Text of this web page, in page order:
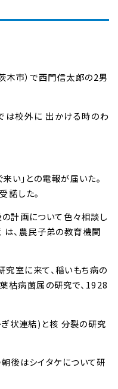
木市）で西門信太郎の2男
は校外に 出かける時のわ
い」との電報が届いた。
諾した。
計画について色々相談し
は、農民子弟の教育機関
室に来て、稲いもち病の
枯病菌属の研究で、1928
ぎ状連結)と核 分裂の研究
後はシイタケについて研